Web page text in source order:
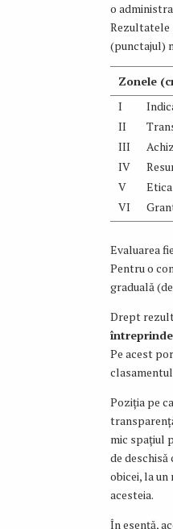
o
Rezultatele
(punctajul)
Zonele
I
II
III
IV
V
VI
Evaluarea
Pentru o
graduală
Drept
Pe acest
Poziția pe
mic spațiul
de
obicei, la
acesteia.
În esență,